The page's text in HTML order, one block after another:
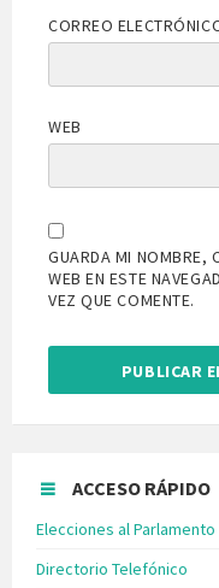
CORREO
WEB
GUARDA MI NOMBRE,
WEB EN ESTE
VEZ QUE COMENTE.
ACCESO RÁPIDO
Elecciones al
Directorio Telefónico